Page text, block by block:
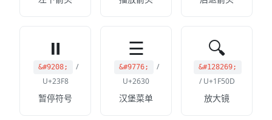
⏸
&#9208;
/
U+23F8
暂停符号
☰
&#9776;
/
U+2630
汉堡菜单
🔍
&#128269;
/ U+1F50D
放大镜